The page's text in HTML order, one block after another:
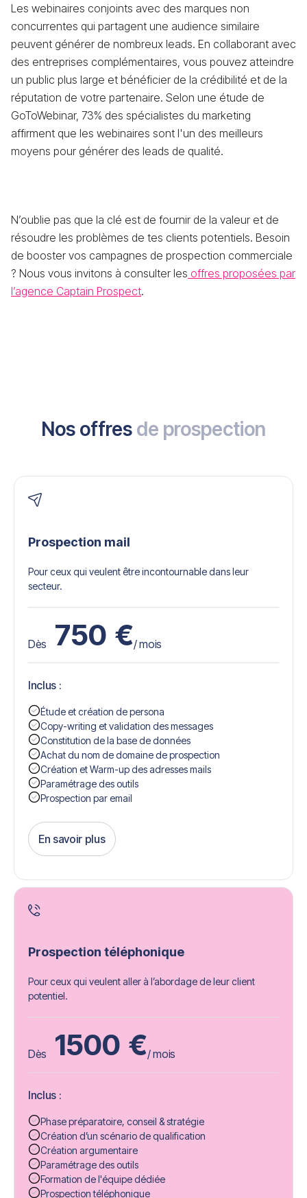
Les webinaires conjoints avec des marques non
concurrentes qui partagent une audience similaire
peuvent générer de nombreux leads. En collaborant avec
des entreprises complémentaires, vous pouvez atteindre
un public plus large et bénéficier de la crédibilité et de la
réputation de votre partenaire. Selon une étude de
GoToWebinar, 73% des spécialistes du marketing
affirment que les webinaires sont l'un des meilleurs
moyens pour générer des leads de qualité.
N’oublie pas que la clé est de fournir de la valeur et de
résoudre les problèmes de tes clients potentiels. Besoin
de booster vos campagnes de prospection commerciale
? Nous vous invitons à consulter les offres proposées par
l’agence Captain Prospect.
Nos offres de prospection
Prospection mail
Pour ceux qui veulent être incontournable dans leur
secteur.
Dès 750 €/ mois
Inclus :
Étude et création de persona
Copy-writing et validation des messages
Constitution de la base de données
Achat du nom de domaine de prospection
Création et Warm-up des adresses mails
Paramétrage des outils
Prospection par email
En savoir plus
Get Started
Prospection téléphonique
Pour ceux qui veulent aller à l’abordage de leur client
potentiel.
Dès 1500 €/ mois
Inclus :
Phase préparatoire, conseil & stratégie
Création d’un scénario de qualification
Création argumentaire
Paramétrage des outils
Formation de l'équipe dédiée
Prospection téléphonique